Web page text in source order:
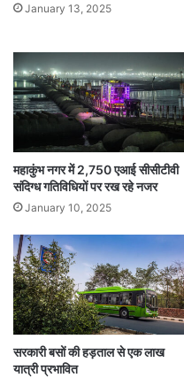
January 13, 2025
महाकुंभ नगर में 2,750 एआई सीसीटीवी
संदिग्ध गतिविधियों पर रख रहे नजर
January 10, 2025
सरकारी बसों की हड़ताल से एक लाख
यात्री प्रभावित